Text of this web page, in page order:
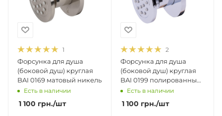
1
Форсунка для душа
(боковой душ) круглая
BAI 0169 матовый никель
Есть в наличии
1 100 грн./шт
2
Форсунка для душа
(боковой душ) круглая
BAI 0199 полированный
хром
Есть в наличии
1 100 грн./шт